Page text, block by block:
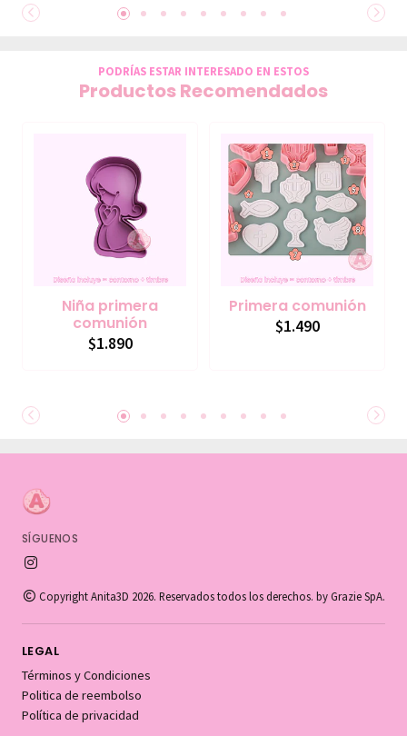
PODRÍAS ESTAR INTERESADO EN ESTOS
Productos Recomendados
Niña primera
comunión
$1.890
Primera comunión
$1.490
SÍGUENOS
Copyright Anita3D 2026. Reservados todos los derechos. by Grazie SpA.
LEGAL
Términos y Condiciones
Politica de reembolso
Política de privacidad